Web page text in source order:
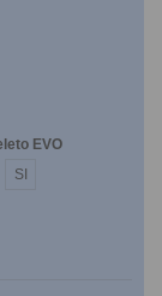
EVO
SI